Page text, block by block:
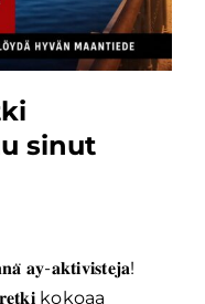
sinut
𝐚𝐲-𝐚𝐤𝐭𝐢𝐯𝐢𝐬𝐭𝐞𝐣𝐚!
kokoaa